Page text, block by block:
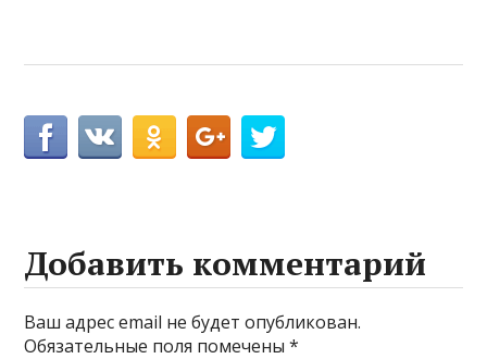
Добавить комментарий
Ваш адрес email не будет опубликован.
Обязательные поля помечены*